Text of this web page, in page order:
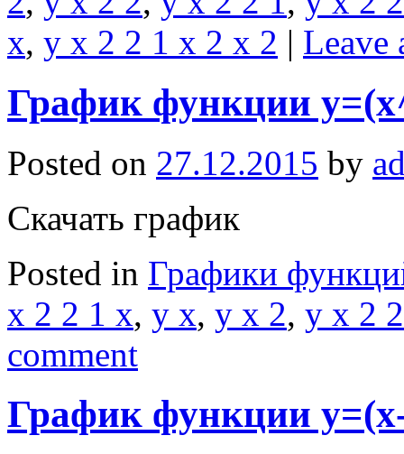
x, y x 2 2 1 x 2 x 2 | Leave
График функции
Posted on 27.12.2015 by
Скачать график
Posted in Графики
x 2 2 1 x, y x, y x 2, y x 2 2
comment
График функции